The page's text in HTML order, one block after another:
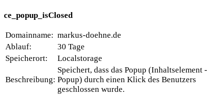
ce_popup_isClosed
Domainname: markus-doehne.de
Ablauf:
30 Tage
Speicherort:
Localstorage
Beschreibung:
Speichert, dass das Popup (Inhaltselement -
Popup) durch einen Klick des Benutzers
geschlossen wurde.